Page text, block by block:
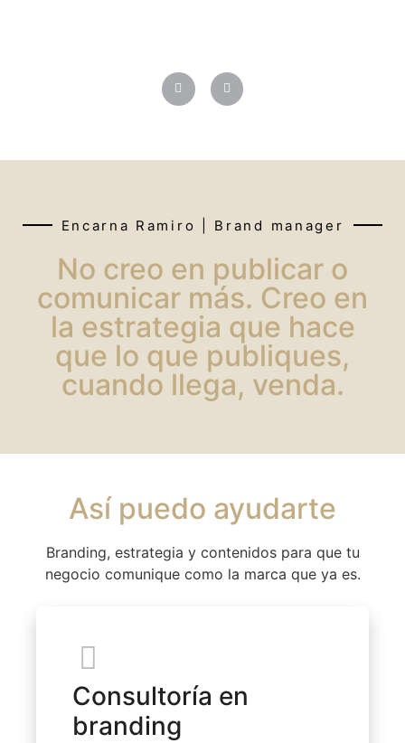
Encarna Ramiro | Brand manager
No creo en publicar o
comunicar más. Creo en
la estrategia que hace
que lo que publiques,
cuando llega, venda.
Así puedo ayudarte
Branding, estrategia y contenidos para que tu
negocio comunique como la marca que ya es.
Consultoría en
branding